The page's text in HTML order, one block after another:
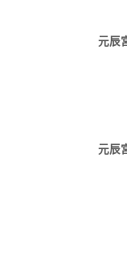
元辰
元辰